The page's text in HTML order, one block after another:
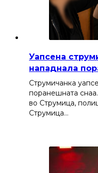
Уапсена
нападнала
Струмичанка
поранешната
во Струмица,
Струмица…